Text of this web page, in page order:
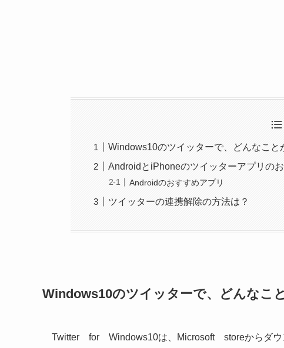
Windows10のツイッターで、どんなこと
AndroidとiPhoneのツイッターアプリの
Androidのおすすめアプリ
ツイッターの連携解除の方法は？
Windows10のツイッターで、どんなこ
Twitter for Windows10は、Microsoft storeからダウ